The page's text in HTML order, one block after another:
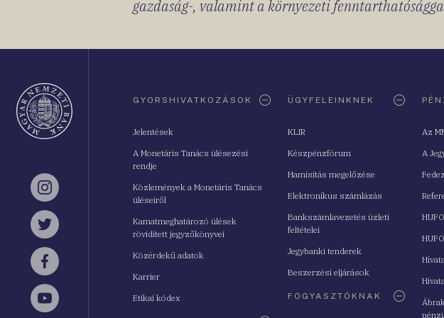
gazdaság-, valamint a környezeti
Instagram
Twitter
Facebook
YouTube
GYORSHIVATKOZÁSOK
Jelentések
A Monetáris Tanács ülésezési
rendje
Közlemények a Monetáris Tanács
üléseiről
Kamatmeghatározó ülések
rövidített jegyzőkönyvei
Közérdekű adatok
Karrier
Etikai kódex
ÜGYFELEINKNEK
KLIR
Készpénzfórum
Hamisítás megelőzése
Elektronikus számlázás
Bankszámlavezetés üzleti
feltételei
Jegybanki tenderek
Beszerzési eljárások
FOGYASZTÓKNAK
Az
A